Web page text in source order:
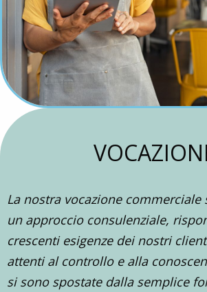
La nostra vocazione commerciale
un approccio consulenziale,
crescenti esigenze dei nostri
attenti al controllo e alla
si sono spostate dalla semplice